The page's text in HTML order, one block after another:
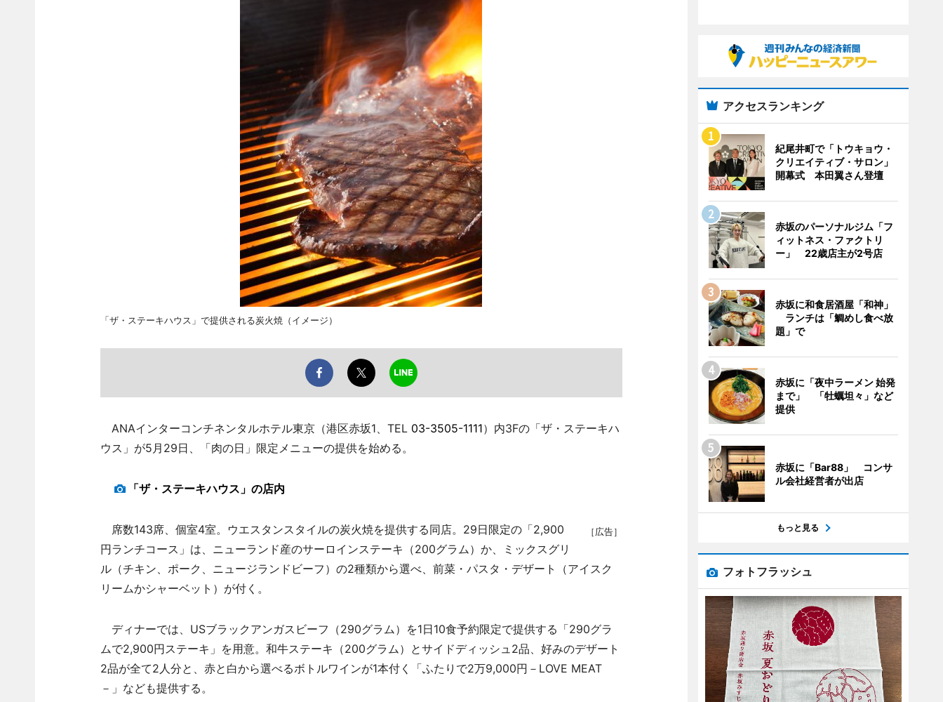
「ザ・ステーキハウス」で提供される炭火焼（イメージ）
ANAインターコンチネンタルホテル東京（港区赤坂1、TEL 03-3505-1111）内3Fの「ザ・ステーキハ
ウス」が5月29日、「肉の日」限定メニューの提供を始める。
「ザ・ステーキハウス」の店内
［広告］
席数143席、個室4室。ウエスタンスタイルの炭火焼を提供する同店。29日限定の「2,900
円ランチコース」は、ニューランド産のサーロインステーキ（200グラム）か、ミックスグリ
ル（チキン、ポーク、ニュージランドビーフ）の2種類から選べ、前菜・パスタ・デザート（アイスク
リームかシャーベット）が付く。
ディナーでは、USブラックアンガスビーフ（290グラム）を1日10食予約限定で提供する「290グラ
ムで2,900円ステーキ」を用意。和牛ステーキ（200グラム）とサイドディッシュ2品、好みのデザート
2品が全て2人分と、赤と白から選べるボトルワインが1本付く「ふたりで2万9,000円－LOVE MEAT
－」なども提供する。
アクセスランキング
紀尾井町で「トウキョウ・
クリエイティブ・サロン」
開幕式 本田翼さん登壇
赤坂のパーソナルジム「フ
ィットネス・ファクトリ
ー」 22歳店主が2号店
赤坂に和食居酒屋「和神」
ランチは「鯛めし食べ放
題」で
赤坂に「夜中ラーメン 始発
まで」 「牡蠣坦々」など
提供
赤坂に「Bar88」 コンサ
ル会社経営者が出店
もっと見る
フォトフラッシュ